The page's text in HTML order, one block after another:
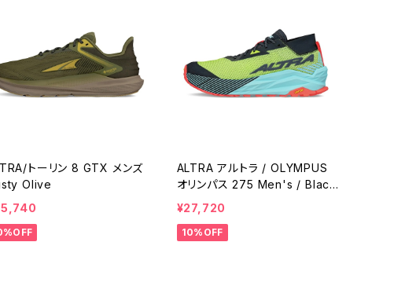
トーリン 8 GTX メンズ
Olive
ALTRA アルトラ / OLYMPUS
オリンパス 275 Men's / Blac
k/Yellow
¥27,720
10%OFF